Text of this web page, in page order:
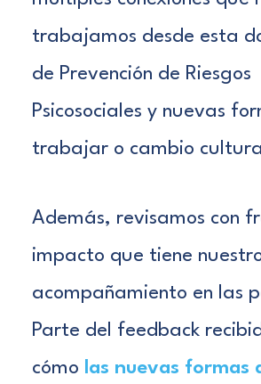
trabajamos desde esta
de Prevención de Riesgos
Psicosociales y nuevas
trabajar o cambio
Además, revisamos con
impacto que tiene
acompañamiento en las
Parte del feedback
cómo las nuevas formas